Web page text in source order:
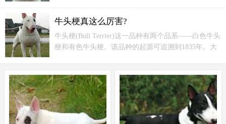
可能都不怎么好，觉得它长相太丑，不漂亮不帅气，
它其貌不扬，却是非常合适的家庭宠物犬哦!不信就来
看看它的优缺点，绝对不骗你!
牛头梗真这么厉害?
梗和有色牛头梗。该品种的起源可追溯到1835年。大
家一致相信该品种是由现已绝种的英国白梗繁育产生
的。几年后，为达到其外观上的标准，该犬与西班牙
指示犬进行杂交，至今仍可在该犬的身上偶尔发现指
示犬的遗传特征。